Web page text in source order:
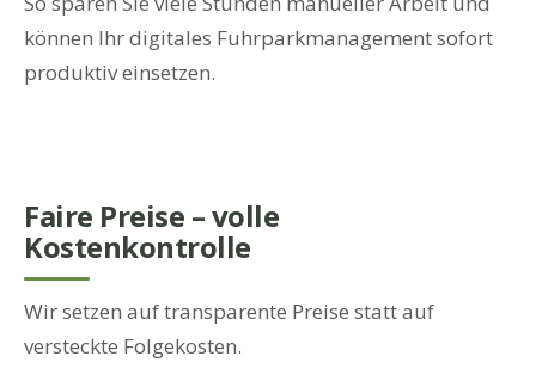
können Ihr digitales Fuhrparkmanagement sofort
produktiv einsetzen.
Faire Preise – volle
Kostenkontrolle
Wir setzen auf transparente Preise statt auf
versteckte Folgekosten.